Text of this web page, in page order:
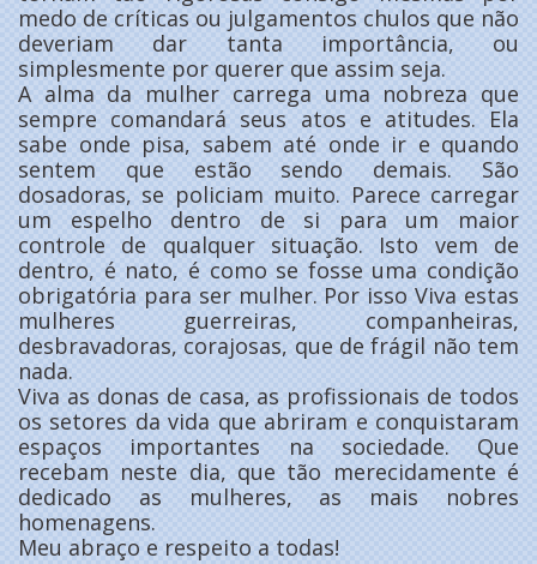
medo de críticas ou julgamentos chulos que não
deveriam dar tanta importância, ou
simplesmente por querer que assim seja.
A alma da mulher carrega uma nobreza que
sempre comandará seus atos e atitudes. Ela
sabe onde pisa, sabem até onde ir e quando
sentem que estão sendo demais. São
dosadoras, se policiam muito. Parece carregar
um espelho dentro de si para um maior
controle de qualquer situação. Isto vem de
dentro, é nato, é como se fosse uma condição
obrigatória para ser mulher. Por isso Viva estas
mulheres guerreiras, companheiras,
desbravadoras, corajosas, que de frágil não tem
nada.
Viva as donas de casa, as profissionais de todos
os setores da vida que abriram e conquistaram
espaços importantes na sociedade. Que
recebam neste dia, que tão merecidamente é
dedicado as mulheres, as mais nobres
homenagens.
Meu abraço e respeito a todas!